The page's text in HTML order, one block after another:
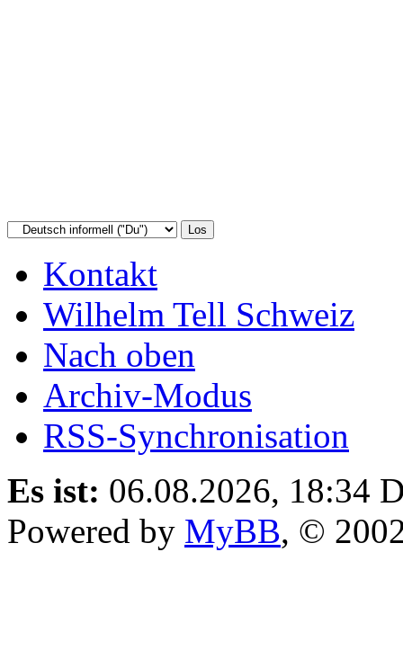
Kontakt
Wilhelm Tell Schweiz
Nach oben
Archiv-Modus
RSS-Synchronisation
Es ist: 06.08.2026, 18:34
Powered by MyBB, ©